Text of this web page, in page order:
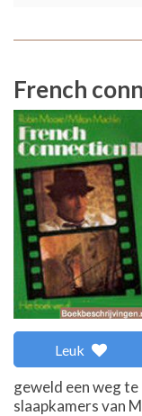
French
Leuk
geweld een weg
slaapkamers van